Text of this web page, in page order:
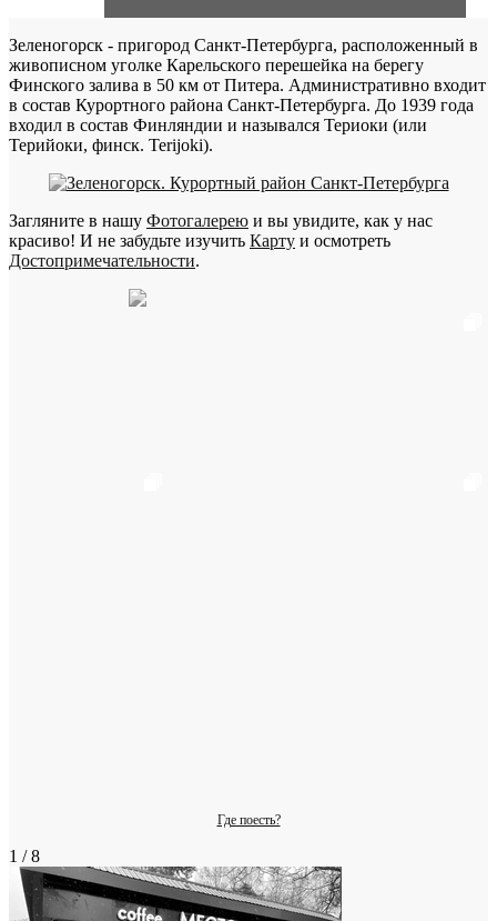
Зеленогорск - пригород Санкт-Петербурга, расположенный в
живописном уголке Карельского перешейка на берегу
Финского залива в 50 км от Питера. Административно входит
в состав Курортного района Санкт-Петербурга. До 1939 года
входил в состав Финляндии и назывался Териоки (или
Терийоки, финск. Terijoki).
Загляните в нашу Фотогалерею и вы увидите, как у нас
красиво! И не забудьте изучить Карту и осмотреть
Достопримечательности.
Где поесть?
1 / 8